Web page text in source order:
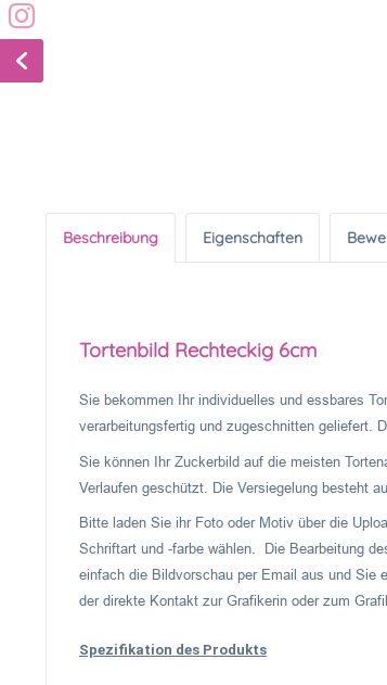
Beschreibung Eigenschaften
Tortenbild Rechteckig 6cm
Sie bekommen Ihr individuelles und essbares
verarbeitungsfertig und zugeschnitten geliefert.
Sie können Ihr Zuckerbild auf die meisten
Verlaufen geschützt. Die Versiegelung besteht
Bitte laden Sie ihr Foto oder Motiv über die
Schriftart und -farbe wählen. Die Bearbeitung
einfach die Bildvorschau per Email aus und Sie
der direkte Kontakt zur Grafikerin oder zum
Spezifikation des Produkts